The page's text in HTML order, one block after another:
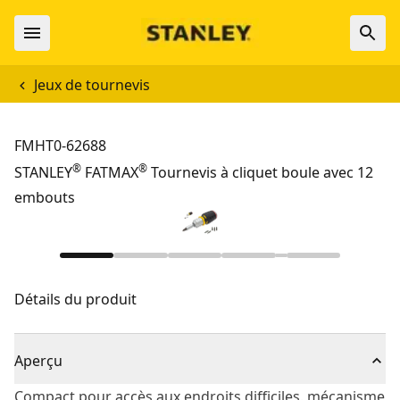
Jeux de tournevis
FMHT0-62688
STANLEY® FATMAX® Tournevis à cliquet boule avec 12
embouts
Détails du produit
Aperçu